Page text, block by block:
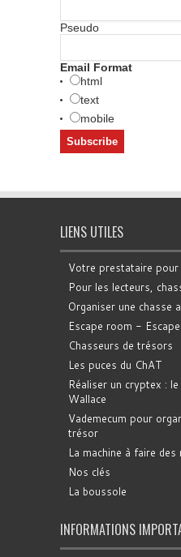
Pseudo
Email Format
html
text
mobile
LIENS UTILES
Votre prestataire
Pour les lecteurs,
Organiser une chasse
Escape room -
Chasseurs de trésors
Les puces du ChAT
Réaliser un cryptex :
Wallace
Vademecum pour
trésor
La machine à faire des
Nos clés
La boussole
INFORMATIONS